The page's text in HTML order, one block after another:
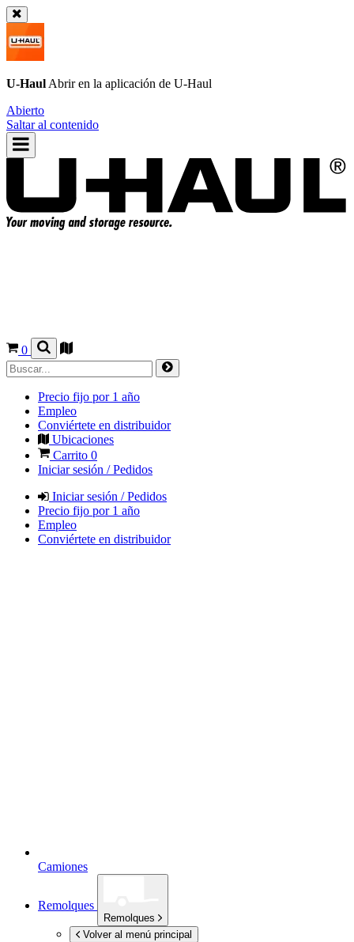
U-Haul Abrir en la aplicación de U-Haul
Abierto
Saltar al contenido
0
Precio fijo por 1 año
Empleo
Conviértete en distribuidor
Ubicaciones
Carrito 0
Iniciar sesión / Pedidos
Iniciar sesión / Pedidos
Precio fijo por 1 año
Empleo
Conviértete en distribuidor
Camiones
Remolques
Remolques
Volver al menú principal